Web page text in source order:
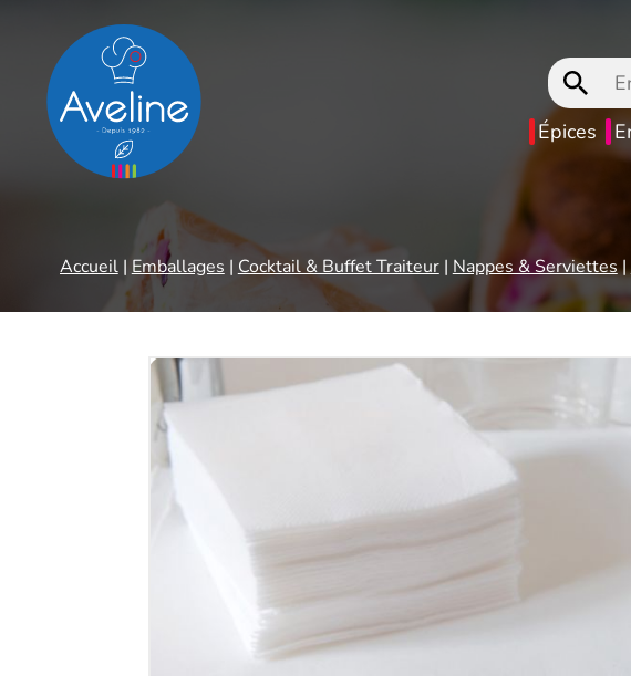
Épices
Accueil| Emballages | Cocktail & Buffet Traiteur| Nappes & Serviettes|